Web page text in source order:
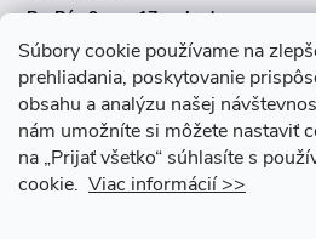
Súbory cookie používame na
prehliadania, poskytovanie
obsahu a analýzu našej
nám umožníte si môžete nastaviť
na „Prijať všetko“ súhlasíte s
cookie. Viac informácií >>
Po-Pá : 9,oo - 17,oo hod
So : 9,oo - 12,oo | Ne : Zavřeno
Kontaktní formulář